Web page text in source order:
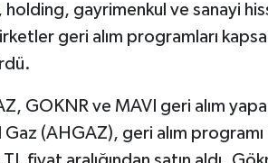
holding, gayrimenkul ve sanayi
geri alım programları
GOKNR ve MAVI geri alım
Gaz (AHGAZ), geri alım